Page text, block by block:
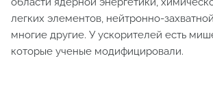
легких элементов, нейтронно-
многие другие. У ускорителей есть
которые ученые модифицировали.